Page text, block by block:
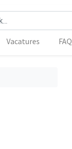
Vacatures FAQ